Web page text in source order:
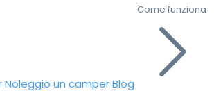
Noleggio un camperBlog
Come funziona